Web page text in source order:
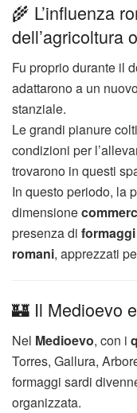
🌾 L’influenza
dell’agricoltura
Fu proprio durante il
adattarono a un
stanziale.
Le grandi pianure
condizioni per
trovarono in questi
In questo periodo, la
dimensione
presenza di
romani, apprezzati
🏰 Il Medioevo
Nel Medioevo, con i
Torres, Gallura,
formaggi sardi
organizzata.